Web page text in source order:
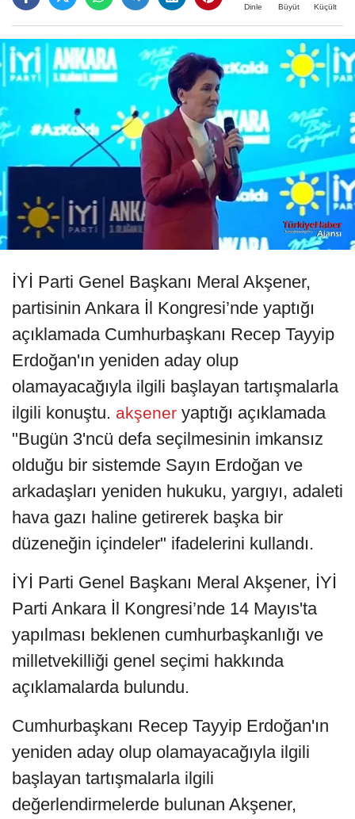
Dinle Büyüt Küçült
İYİ Parti Genel Başkanı Meral Akşener,
partisinin Ankara İl Kongresi’nde yaptığı
açıklamada Cumhurbaşkanı Recep Tayyip
Erdoğan'ın yeniden aday olup
olamayacağıyla ilgili başlayan tartışmalarla
ilgili konuştu. akşener yaptığı açıklamada
"Bugün 3'ncü defa seçilmesinin imkansız
olduğu bir sistemde Sayın Erdoğan ve
arkadaşları yeniden hukuku, yargıyı, adaleti
hava gazı haline getirerek başka bir
düzeneğin içindeler" ifadelerini kullandı.
İYİ Parti Genel Başkanı Meral Akşener, İYİ
Parti Ankara İl Kongresi’nde 14 Mayıs'ta
yapılması beklenen cumhurbaşkanlığı ve
milletvekilliği genel seçimi hakkında
açıklamalarda bulundu.
Cumhurbaşkanı Recep Tayyip Erdoğan'ın
yeniden aday olup olamayacağıyla ilgili
başlayan tartışmalarla ilgili
değerlendirmelerde bulunan Akşener,